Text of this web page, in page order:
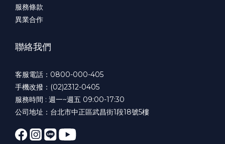
服務條款
異業合作
聯絡我們
客服電話：0800-000-405
手機改撥：(02)2312-0405
服務時間 : 週一~週五 09:00-17:30
公司地址：台北市中正區武昌街1段18號5樓